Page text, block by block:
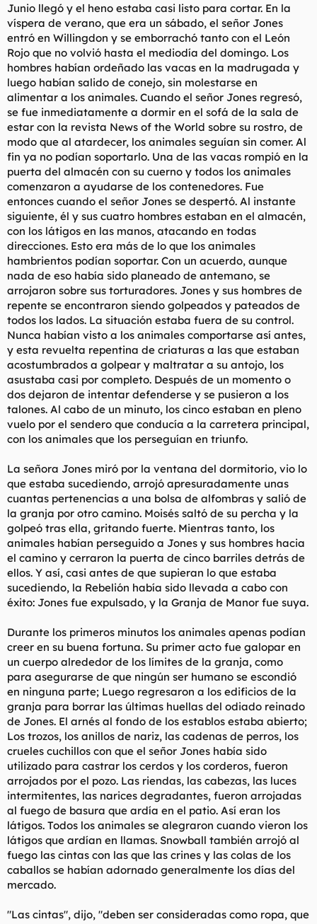
Junio ​​llegó y el heno estaba casi listo para cortar. En la
víspera de verano, que era un sábado, el señor Jones
entró en Willingdon y se emborrachó tanto con el León
Rojo que no volvió hasta el mediodía del domingo. Los
hombres habían ordeñado las vacas en la madrugada y
luego habían salido de conejo, sin molestarse en
alimentar a los animales. Cuando el señor Jones regresó,
se fue inmediatamente a dormir en el sofá de la sala de
estar con la revista News of the World sobre su rostro, de
modo que al atardecer, los animales seguían sin comer. Al
fin ya no podían soportarlo. Una de las vacas rompió en la
puerta del almacén con su cuerno y todos los animales
comenzaron a ayudarse de los contenedores. Fue
entonces cuando el señor Jones se despertó. Al instante
siguiente, él y sus cuatro hombres estaban en el almacén,
con los látigos en las manos, atacando en todas
direcciones. Esto era más de lo que los animales
hambrientos podían soportar. Con un acuerdo, aunque
nada de eso había sido planeado de antemano, se
arrojaron sobre sus torturadores. Jones y sus hombres de
repente se encontraron siendo golpeados y pateados de
todos los lados. La situación estaba fuera de su control.
Nunca habían visto a los animales comportarse así antes,
y esta revuelta repentina de criaturas a las que estaban
acostumbrados a golpear y maltratar a su antojo, los
asustaba casi por completo. Después de un momento o
dos dejaron de intentar defenderse y se pusieron a los
talones. Al cabo de un minuto, los cinco estaban en pleno
vuelo por el sendero que conducía a la carretera principal,
con los animales que los perseguían en triunfo.
La señora Jones miró por la ventana del dormitorio, vio lo
que estaba sucediendo, arrojó apresuradamente unas
cuantas pertenencias a una bolsa de alfombras y salió de
la granja por otro camino. Moisés saltó de su percha y la
golpeó tras ella, gritando fuerte. Mientras tanto, los
animales habían perseguido a Jones y sus hombres hacia
el camino y cerraron la puerta de cinco barriles detrás de
ellos. Y así, casi antes de que supieran lo que estaba
sucediendo, la Rebelión había sido llevada a cabo con
éxito: Jones fue expulsado, y la Granja de Manor fue suya.
Durante los primeros minutos los animales apenas podían
creer en su buena fortuna. Su primer acto fue galopar en
un cuerpo alrededor de los límites de la granja, como
para asegurarse de que ningún ser humano se escondió
en ninguna parte; Luego regresaron a los edificios de la
granja para borrar las últimas huellas del odiado reinado
de Jones. El arnés al fondo de los establos estaba abierto;
Los trozos, los anillos de nariz, las cadenas de perros, los
crueles cuchillos con que el señor Jones había sido
utilizado para castrar los cerdos y los corderos, fueron
arrojados por el pozo. Las riendas, las cabezas, las luces
intermitentes, las narices degradantes, fueron arrojadas
al fuego de basura que ardía en el patio. Así eran los
látigos. Todos los animales se alegraron cuando vieron los
látigos que ardían en llamas. Snowball también arrojó al
fuego las cintas con las que las crines y las colas de los
caballos se habían adornado generalmente los días del
mercado.
"Las cintas", dijo, "deben ser consideradas como ropa, que